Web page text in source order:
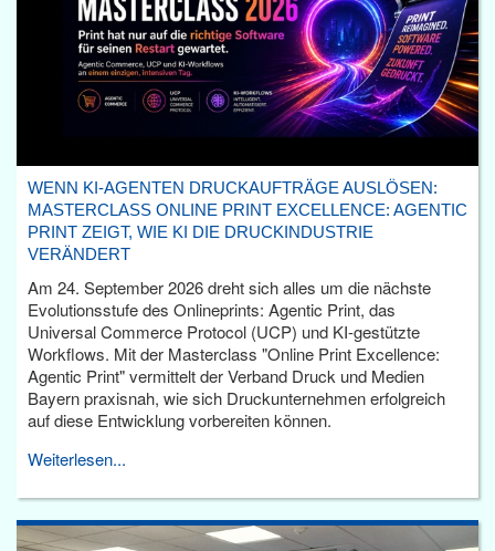
WENN KI-AGENTEN DRUCKAUFTRÄGE AUSLÖSEN:
MASTERCLASS ONLINE PRINT EXCELLENCE: AGENTIC
PRINT ZEIGT, WIE KI DIE DRUCKINDUSTRIE
VERÄNDERT
Am 24. September 2026 dreht sich alles um die nächste
Evolutionsstufe des Onlineprints: Agentic Print, das
Universal Commerce Protocol (UCP) und KI-gestützte
Workflows. Mit der Masterclass "Online Print Excellence:
Agentic Print" vermittelt der Verband Druck und Medien
Bayern praxisnah, wie sich Druckunternehmen erfolgreich
auf diese Entwicklung vorbereiten können.
Weiterlesen...